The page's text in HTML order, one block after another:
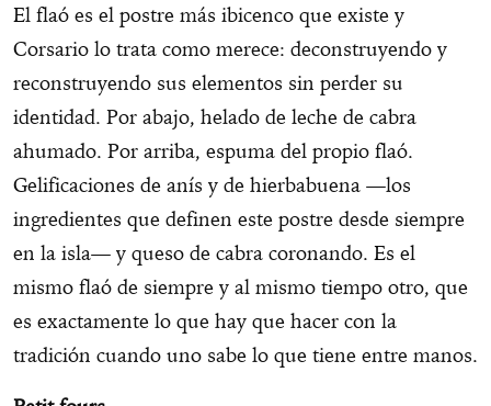
El flaó es el postre más ibicenco que existe y
Corsario lo trata como merece: deconstruyendo y
reconstruyendo sus elementos sin perder su
identidad. Por abajo, helado de leche de cabra
ahumado. Por arriba, espuma del propio flaó.
Gelificaciones de anís y de hierbabuena —los
ingredientes que definen este postre desde siempre
en la isla— y queso de cabra coronando. Es el
mismo flaó de siempre y al mismo tiempo otro, que
es exactamente lo que hay que hacer con la
tradición cuando uno sabe lo que tiene entre manos.